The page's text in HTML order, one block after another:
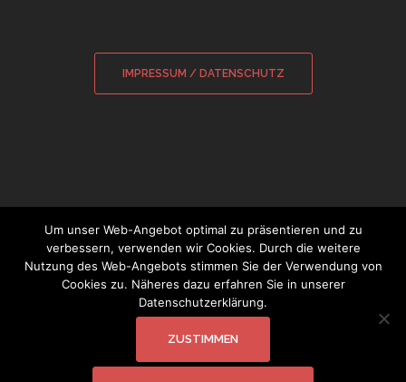
IMPRESSUM / DATENSCHUTZ
© 2026 Sebastian Wamsiedler|
Glockensachverständiger
Um unser Web-Angebot optimal zu präsentieren und zu
verbessern, verwenden wir Cookies. Durch die weitere
Nutzung des Web-Angebots stimmen Sie der Verwendung von
Cookies zu. Näheres dazu erfahren Sie in unserer
Datenschutzerklärung.
ZUSTIMMEN